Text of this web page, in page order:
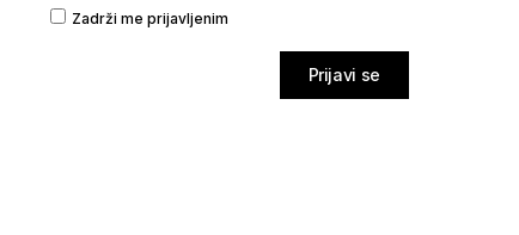
Zadrži me prijavljenim
Prijavi se